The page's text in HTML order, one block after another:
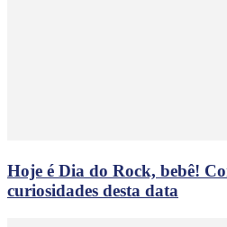
Hoje é Dia do Rock, bebê!
curiosidades desta data